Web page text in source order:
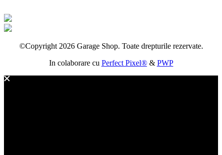
©Copyright 2026 Garage Shop. Toate drepturile rezervate.
In colaborare cu Perfect Pixel®& PWP